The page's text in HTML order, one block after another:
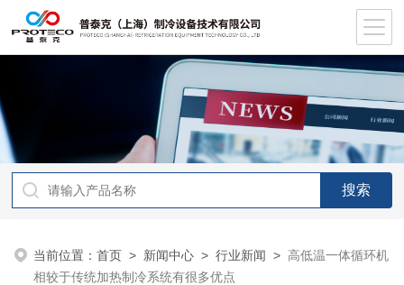
当前位置：首页 > 新闻中心 >行业新闻 > 高低温一体循环机
相较于传统加热制冷系统有很多优点